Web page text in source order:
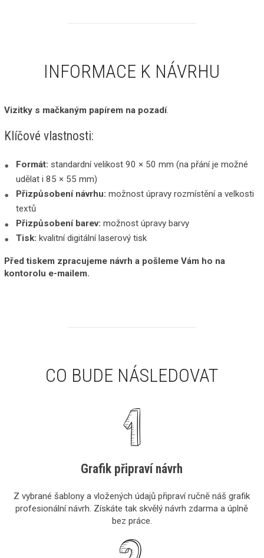
INFORMACE K NÁVRHU
Vizitky s mačkaným papírem na pozadí.
Klíčové vlastnosti:
Formát: standardní velikost 90 × 50 mm (na přání je možné
udělat i 85 × 55 mm)
Přizpůsobení návrhu: možnost úpravy rozmístění a velkosti
textů
Přizpůsobení barev: možnost úpravy barvy
Tisk: kvalitní digitální laserový tisk
Před tiskem zpracujeme návrh a pošleme Vám ho na
kontorolu e-mailem.
CO BUDE NÁSLEDOVAT
Grafik připraví návrh
Z vybrané šablony a vložených údajů připraví ručně náš grafik
profesionální návrh. Získáte tak skvělý návrh zdarma a úplně
bez práce.